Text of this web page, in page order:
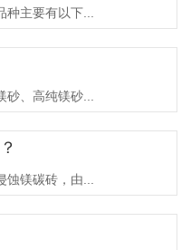
种主要有以下...
砂、高纯镁砂...
蚀镁碳砖，由...